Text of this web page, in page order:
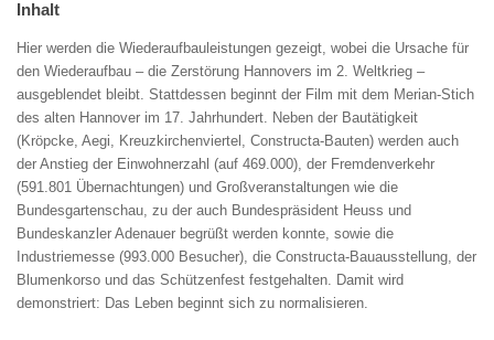
Inhalt
Hier werden die Wiederaufbauleistungen gezeigt, wobei die Ursache für
den Wiederaufbau – die Zerstörung Hannovers im 2. Weltkrieg –
ausgeblendet bleibt. Stattdessen beginnt der Film mit dem Merian-Stich
des alten Hannover im 17. Jahrhundert. Neben der Bautätigkeit
(Kröpcke, Aegi, Kreuzkirchenviertel, Constructa-Bauten) werden auch
der Anstieg der Einwohnerzahl (auf 469.000), der Fremdenverkehr
(591.801 Übernachtungen) und Großveranstaltungen wie die
Bundesgartenschau, zu der auch Bundespräsident Heuss und
Bundeskanzler Adenauer begrüßt werden konnte, sowie die
Industriemesse (993.000 Besucher), die Constructa-Bauausstellung, der
Blumenkorso und das Schützenfest festgehalten. Damit wird
demonstriert: Das Leben beginnt sich zu normalisieren.